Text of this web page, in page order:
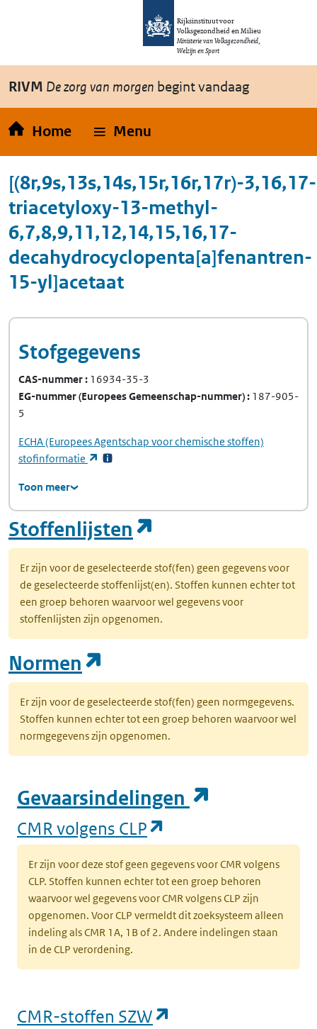
Overslaan en naar de inhoud gaan
Rijksinstituut voor
Volksgezondheid en Milieu
Ministerie van Volksgezondheid,
Welzijn en Sport
RIVM De zorg van morgen begint vandaag
Home Menu
[(8r,9s,13s,14s,15r,16r,17r)-3,16,17-
triacetyloxy-13-methyl-
6,7,8,9,11,12,14,15,16,17-
decahydrocyclopenta[a]fenantren-
15-yl]acetaat
Stofgegevens
CAS-nummer 16934-35-3
EG-nummer(Europees Gemeenschap-nummer) 187-905-
5
ECHA(Europees Agentschap voor chemische stoffen)
stofinformatie
(opent in een nieuw tabblad)
Toon meer
Stoffenlijsten
Er zijn voor de geselecteerde stof(fen) geen gegevens voor
de geselecteerde stoffenlijst(en). Stoffen kunnen echter tot
een groep behoren waarvoor wel gegevens voor
stoffenlijsten zijn opgenomen.
Normen
Er zijn voor de geselecteerde stof(fen) geen normgegevens.
Stoffen kunnen echter tot een groep behoren waarvoor wel
normgegevens zijn opgenomen.
Gevaarsindelingen
CMR volgens CLP
Er zijn voor deze stof geen gegevens voor CMR volgens
CLP. Stoffen kunnen echter tot een groep behoren
waarvoor wel gegevens voor CMR volgens CLP zijn
opgenomen. Voor CLP vermeldt dit zoeksysteem alleen
indeling als CMR 1A, 1B of 2. Andere indelingen staan
in de CLP verordening.
CMR-stoffen SZW